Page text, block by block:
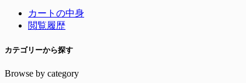
カートの中身
閲覧履歴
カテゴリーから探す
Browse by category